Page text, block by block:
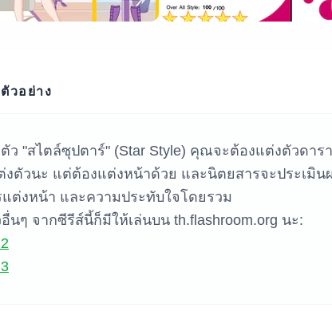
ค้นหาเกม
วอย่าง
ว "สไตล์ซุปตาร์" (Star Style) คุณจะต้องแต่งตัวดา
ตัวนะ แต่ต้องแต่งหน้าด้วย และนิตยสารจะประเมิ
แต่งหน้า และความประทับใจโดยรวม
นๆ จากซีรีส์นี้ก็มีให้เล่นบน th.flashroom.org นะ: